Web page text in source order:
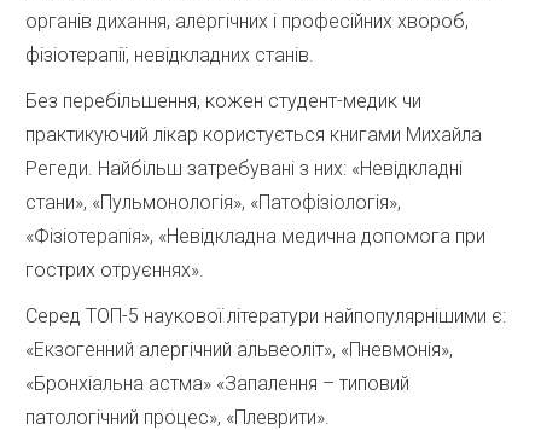
органів дихання, алергічних і професійних хвороб,
фізіотерапії, невідкладних станів.
Без перебільшення, кожен студент-медик чи
практикуючий лікар користується книгами Михайла
Регеди. Найбільш затребувані з них: «Невідкладні
стани», «Пульмонологія», «Патофізіологія»,
«Фізіотерапія», «Невідкладна медична допомога при
гострих отруєннях».
Серед ТОП-5 наукової літератури найпопулярнішими є:
«Екзогенний алергічний альвеоліт», «Пневмонія»,
«Бронхіальна астма» «Запалення – типовий
патологічний процес», «Плеврити».